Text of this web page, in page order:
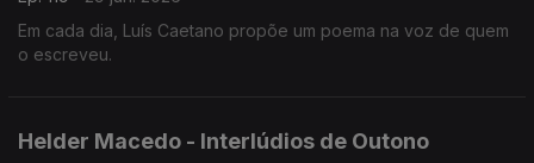
Em cada dia, Luís Caetano propõe um poema na voz de quem
o escreveu.
Helder Macedo - Interlúdios de Outono